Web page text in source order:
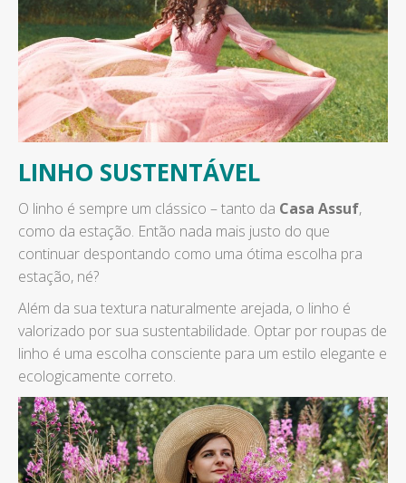
LINHO SUSTENTÁVEL
O linho é sempre um clássico – tanto da Casa Assuf,
como da estação. Então nada mais justo do que
continuar despontando como uma ótima escolha pra
estação, né?
Além da sua textura naturalmente arejada, o linho é
valorizado por sua sustentabilidade. Optar por roupas de
linho é uma escolha consciente para um estilo elegante e
ecologicamente correto.